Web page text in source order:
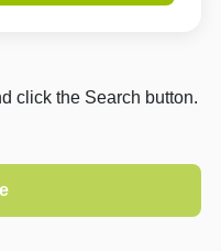
click the Search button.